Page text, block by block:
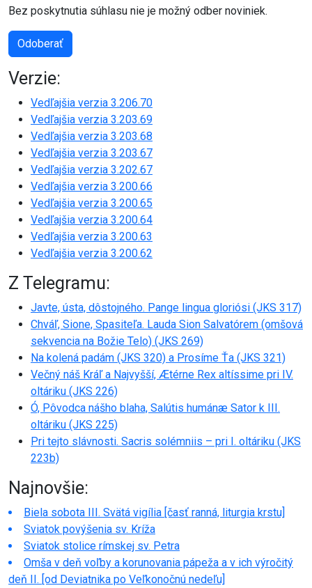
Bez poskytnutia súhlasu nie je možný odber noviniek.
Odoberať
Verzie:
Vedľajšia verzia 3.206.70
Vedľajšia verzia 3.203.69
Vedľajšia verzia 3.203.68
Vedľajšia verzia 3.203.67
Vedľajšia verzia 3.202.67
Vedľajšia verzia 3.200.66
Vedľajšia verzia 3.200.65
Vedľajšia verzia 3.200.64
Vedľajšia verzia 3.200.63
Vedľajšia verzia 3.200.62
Z Telegramu:
Javte, ústa, dôstojného. Pange lingua gloriósi (JKS 317)
Chváľ, Sione, Spasiteľa. Lauda Sion Salvatórem (omšová
sekvencia na Božie Telo) (JKS 269)
Na kolená padám (JKS 320) a Prosíme Ťa (JKS 321)
Večný náš Kráľ a Najvyšší, Ætérne Rex altíssime pri IV.
oltáriku (JKS 226)
Ó, Pôvodca nášho blaha, Salútis humánæ Sator k III.
oltáriku (JKS 225)
Pri tejto slávnosti. Sacris solémniis – pri I. oltáriku (JKS
223b)
Najnovšie:
Biela sobota III. Svätá vigília [časť ranná, liturgia krstu]
Sviatok povýšenia sv. Kríža
Sviatok stolice rímskej sv. Petra
Omša v deň voľby a korunovania pápeža a v ich výročitý
deň II. [od Deviatnika po Veľkonočnú nedeľu]